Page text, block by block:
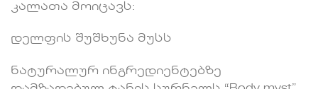
კალათა მოიცავს:
დელფის შუშხუნა მუსს
ნატურალურ ინგრედიენტებზე